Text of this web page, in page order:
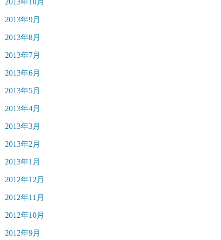
2013年9月
2013年8月
2013年7月
2013年6月
2013年5月
2013年4月
2013年3月
2013年2月
2013年1月
2012年12月
2012年11月
2012年10月
2012年9月